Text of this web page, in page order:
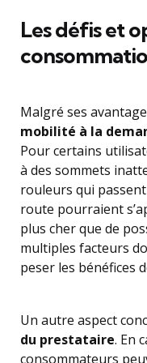
Les défis et
Malgré ses
mobilité à la
Pour certains
à des sommets
rouleurs qui
route pourraient
plus cher que de
multiples facteurs
peser les bénéfices
Un autre aspect
du prestataire. En
consommateurs